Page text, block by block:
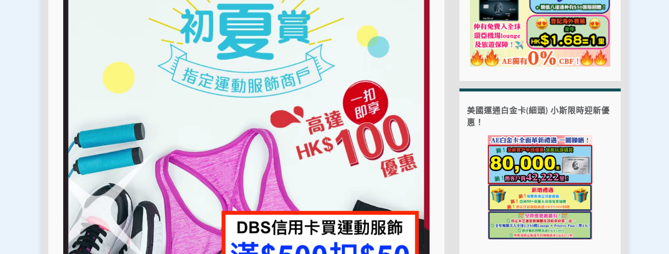
美國運通白金卡(細頭) 小斯限時迎新優
惠！